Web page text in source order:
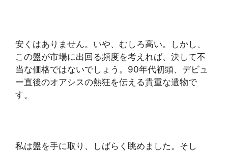
安くはありません。いや、むしろ高い。しかし、
この盤が市場に出回る頻度を考えれば、決して不
当な価格ではないでしょう。90年代初頭、デビュ
ー直後のオアシスの熱狂を伝える貴重な遺物で
す。
私は盤を手に取り、しばらく眺めました。そし